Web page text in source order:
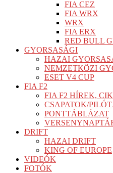
FIA CEZ
FIA WRX
WRX
FIA ERX
RED BULL
GYORSASÁGI
HAZAI
NEMZETKÖZI
ESET V4 CUP
FIA F2
FIA F2 HÍREK,
CSAPATOK/
PONTTÁBLÁZAT
DRIFT
HAZAI DRIFT
KING OF EUROPE
VIDEÓK
FOTÓK